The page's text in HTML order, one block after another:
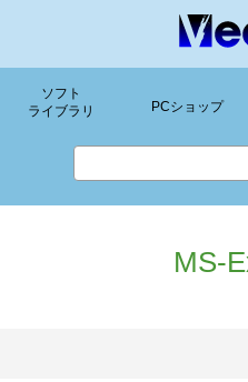
ソフト
ライブラリ
PCショップ
MS-